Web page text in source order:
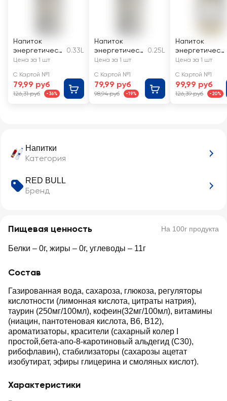
Напитки
Категория
RED BULL
Бренд
Пищевая ценность На 100г продукта
Белки – 0г, жиры – 0г, углеводы – 11г
Состав
Газированная вода, сахароза, глюкоза, регуляторы
кислотности (лимонная кислота, цитраты натрия),
таурин (250мг/100мл), кофеин(32мг/100мл), витамины
(ниацин, пантотеновая кислота, В6, В12),
ароматизаторы, красители (сахарный колер I
простой,бета-апо-8-каротиновый альдегид (С30),
рибофлавин), стабилизаторы (сахарозы ацетат
изобутират, эфиры глицерина и смоляных кислот).
Характеристики
Напиток
энергетическ
ий ADRENALINE
тонизирующий
газированный
0.33L
Цена за 1 шт
С Картой №1
79,99 руб
126,31 руб -36%
Напиток
энергетическ
ий ADRENALINE
тонизирующий
газированный
0.25L
Цена за 1 шт
С Картой №1
79,99 руб
98,94 руб -19%
Напиток
энергетическ
ий GORILLA
пастеризован
ный
газированный
Цена за 1 шт
С Картой №1
99,99 руб
126,39 руб -20%